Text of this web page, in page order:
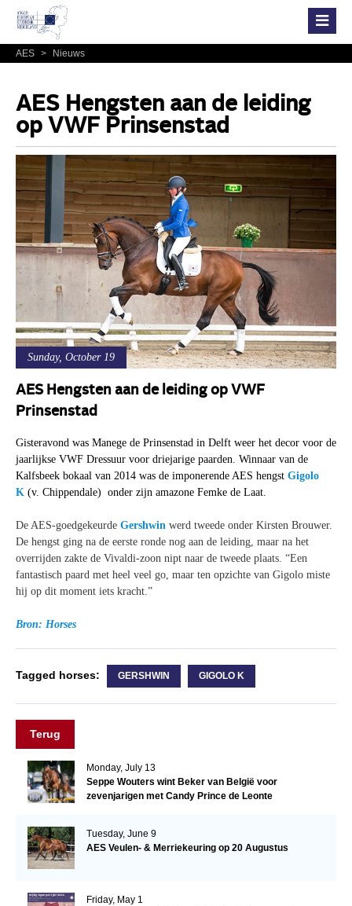
AES > Nieuws
AES Hengsten aan de leiding
op VWF Prinsenstad
Sunday, October 19
AES Hengsten aan de leiding op VWF
Prinsenstad
Gisteravond was Manege de Prinsenstad in Delft weer het decor voor de
jaarlijkse VWF Dressuur voor driejarige paarden. Winnaar van de
Kalfsbeek bokaal van 2014 was de imponerende AES hengst Gigolo
K(v. Chippendale) onder zijn amazone Femke de Laat.
De AES-goedgekeurde Gershwin werd tweede onder Kirsten Brouwer.
De hengst ging na de eerste ronde nog aan de leiding, maar na het
overrijden zakte de Vivaldi-zoon nipt naar de tweede plaats. “Een
fantastisch paard met heel veel go, maar ten opzichte van Gigolo miste
hij op dit moment iets kracht.”
Bron: Horses
Tagged horses: GERSHWIN GIGOLO K
Terug
Monday, July 13
Seppe Wouters wint Beker van België voor
zevenjarigen met Candy Prince de Leonte
Tuesday, June 9
AES Veulen- & Merriekeuring op 20 Augustus
Friday, May 1